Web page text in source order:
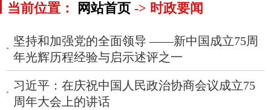
当前位置： 网站首页 -> 时政要闻
坚持和加强党的全面领导 ——新中国成立75周
年光辉历程经验与启示述评之一
习近平：在庆祝中国人民政治协商会议成立75
周年大会上的讲话